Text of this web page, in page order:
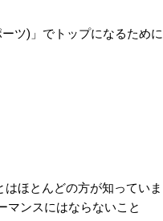
ツ)」でトップになるために
ほとんどの方が知っていま
マンスにはならないこと